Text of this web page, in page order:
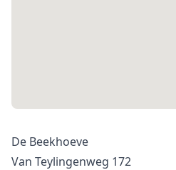
De Beekhoeve
Van Teylingenweg 172